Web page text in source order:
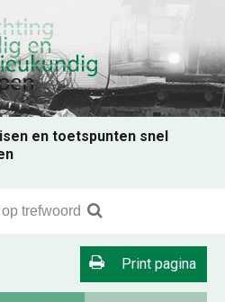
en toetspunten snel
Print pagina